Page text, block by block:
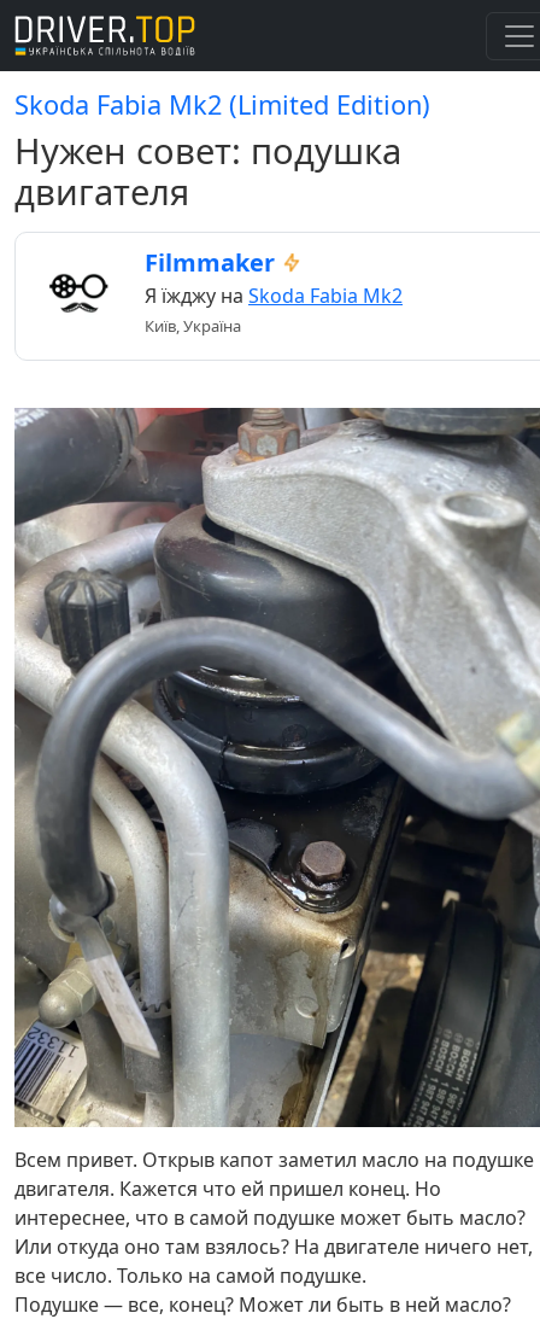
Skoda Fabia Mk2 (Limited Edition)
Нужен совет: подушка
двигателя
Filmmaker
Я їжджу на Skoda Fabia Mk2
Київ, Україна
Всем привет. Открыв капот заметил масло на подушке
двигателя. Кажется что ей пришел конец. Но
интереснее, что в самой подушке может быть масло?
Или откуда оно там взялось? На двигателе ничего нет,
все число. Только на самой подушке.
Подушке — все, конец? Может ли быть в ней масло?